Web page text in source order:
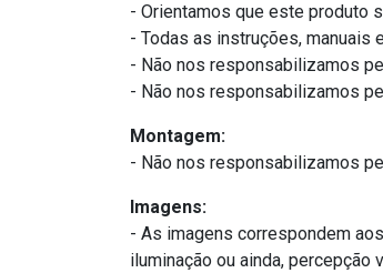
- Orientamos que este produto
- Todas as instruções, manuais
- Não nos responsabilizamos
- Não nos responsabilizamos
Montagem:
- Não nos responsabilizamos
Imagens:
- As imagens correspondem
iluminação ou ainda, percepção